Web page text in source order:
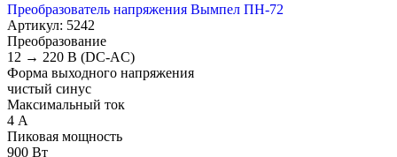
Преобразователь напряжения Вымпел ПН-72
Артикул: 5242
Преобразование
12 → 220 В (DC-AC)
Форма выходного напряжения
чистый синус
Максимальный ток
4 А
Пиковая мощность
900 Вт